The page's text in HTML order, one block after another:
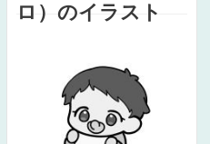
ロ）のイラスト